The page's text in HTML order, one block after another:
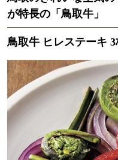
が特長の「鳥取牛」
鳥取牛 ヒレステーキ 3